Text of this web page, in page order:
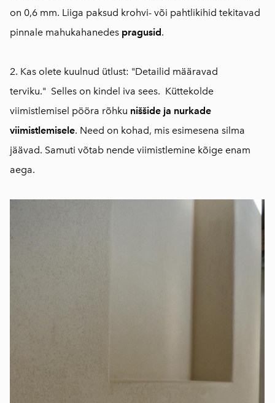
on 0,6 mm. Liiga paksud krohvi- või pahtlikihid tekitavad
pinnale mahukahanedes pragusid.
2. Kas olete kuulnud ütlust: "Detailid määravad
terviku." Selles on kindel iva sees. Küttekolde
viimistlemisel pööra rõhku niššide ja nurkade
viimistlemisele. Need on kohad, mis esimesena silma
jäävad. Samuti võtab nende viimistlemine kõige enam
aega.